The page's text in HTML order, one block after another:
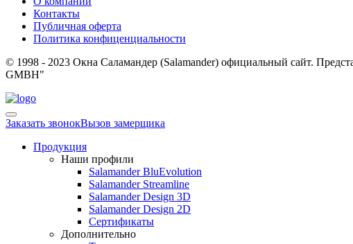
Контакты
Публичная оферта
Политика конфиценциальности
© 1998 - 2023 Окна Cаламандер (Salamander) официальный сайт.
GMBH"
Заказать звонокВызов замерщика
Продукция
Наши профили
Salamander BluEvolution
Salamander Streamline
Salamander Design 3D
Salamander Design 2D
Сертификаты
Дополнительно